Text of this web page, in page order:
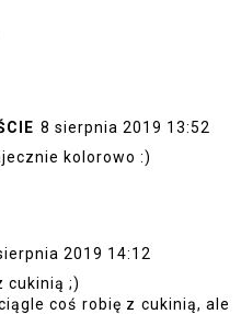
8 sierpnia 2019 13:52
kolorowo :)
2019 14:12
cukinią ;)
coś robię z cukinią, ale